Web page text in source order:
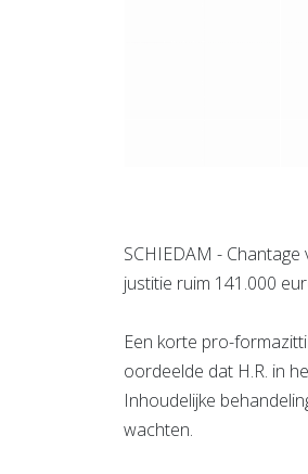
SCHIEDAM -
justitie ruim 141.000
Een korte pro-
oordeelde dat H.R. in
Inhoudelijke
wachten.